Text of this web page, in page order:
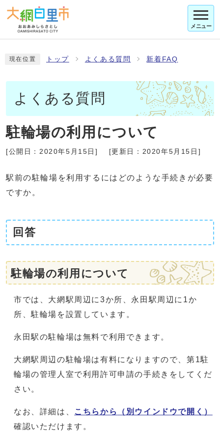
メニュー
現在位置 トップ よくある質問 新着FAQ
よくある質問
駐輪場の利用について
[公開日： 2020年5月15日 ] [更新日： 2020年5月15日 ]
駅前の駐輪場を利用するにはどのような手続きが必要
ですか。
回答
駐輪場の利用について
市では、大網駅周辺に3か所、永田駅周辺に1か
所、駐輪場を設置しています。
永田駅の駐輪場は無料で利用できます。
大網駅周辺の駐輪場は有料になりますので、第1駐
輪場の管理人室で利用許可申請の手続きをしてくだ
さい。
なお、詳細は、 こちらから
（別ウインドウで開く）
確認いただけます。